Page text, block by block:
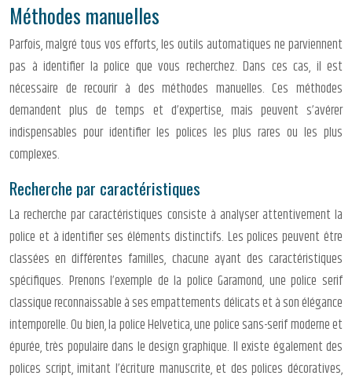
Méthodes manuelles
Parfois, malgré tous vos efforts, les outils automatiques ne parviennent
pas à identifier la police que vous recherchez. Dans ces cas, il est
nécessaire de recourir à des méthodes manuelles. Ces méthodes
demandent plus de temps et d’expertise, mais peuvent s’avérer
indispensables pour identifier les polices les plus rares ou les plus
complexes.
Recherche par caractéristiques
La recherche par caractéristiques consiste à analyser attentivement la
police et à identifier ses éléments distinctifs. Les polices peuvent être
classées en différentes familles, chacune ayant des caractéristiques
spécifiques. Prenons l’exemple de la police Garamond, une police serif
classique reconnaissable à ses empattements délicats et à son élégance
intemporelle. Ou bien, la police Helvetica, une police sans-serif moderne et
épurée, très populaire dans le design graphique. Il existe également des
polices script, imitant l’écriture manuscrite, et des polices décoratives,